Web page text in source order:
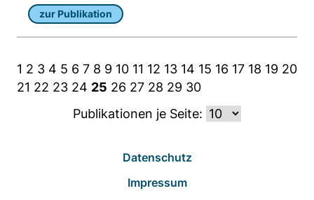
zur Publikation
1 2 3 4 5 6 7 8 9 10 11 12 13 14 15 16 17 18 19 20
21 22 23 24 25 26 27 28 29 30
Publikationen je Seite:
Datenschutz
Impressum